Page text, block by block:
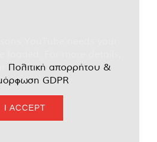
Πολιτική απορρήτου &
GDPR
I ACCEPT